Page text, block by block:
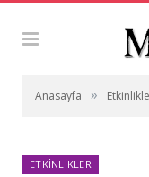
Anasayfa »
ETKINLIKLER